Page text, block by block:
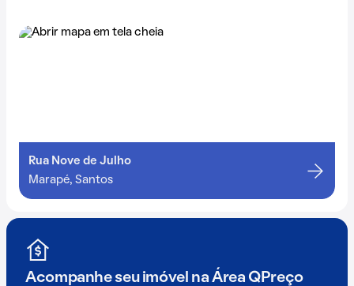
Rua Nove de Julho
Marapé, Santos
Acompanhe seu imóvel na Área QPreço